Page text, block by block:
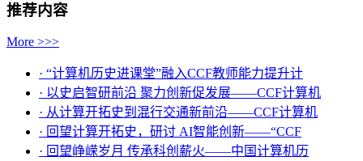
推荐内容
More >>>
· “计算机历史进课堂”融入CCF教师能力提升计
· 以史启智研前沿 聚力创新促发展——CCF计算机
· 从计算开拓史到混行交通新前沿——CCF计算机
· 回望计算开拓史，研讨 AI智能创新——“CCF
· 回望峥嵘岁月 传承科创薪火——中国计算机历